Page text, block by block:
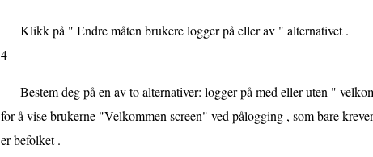
Klikk på " Endre måten brukere logger på eller av " alternativet .
4
Bestem deg på en av to alternativer: logger på med eller uten "
for å vise brukerne "Velkommen screen" ved pålogging , som bare
er befolket .